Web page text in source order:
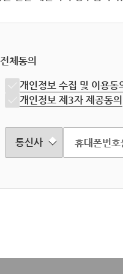
전체동의
개인정보 수집 및 이용동
개인정보 제3자 제공동의